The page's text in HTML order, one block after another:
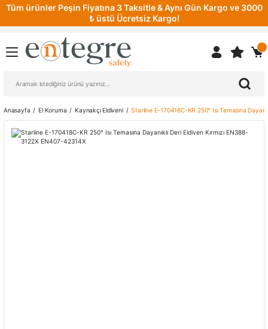
Tüm ürünler Peşin Fiyatına 3 Taksitle & Aynı Gün Kargo ve 3000
₺ üstü Ücretsiz Kargo!
Anasayfa El Koruma Kaynakçı Eldiveni Starline E-170418C-KR 250° Isı Temasına